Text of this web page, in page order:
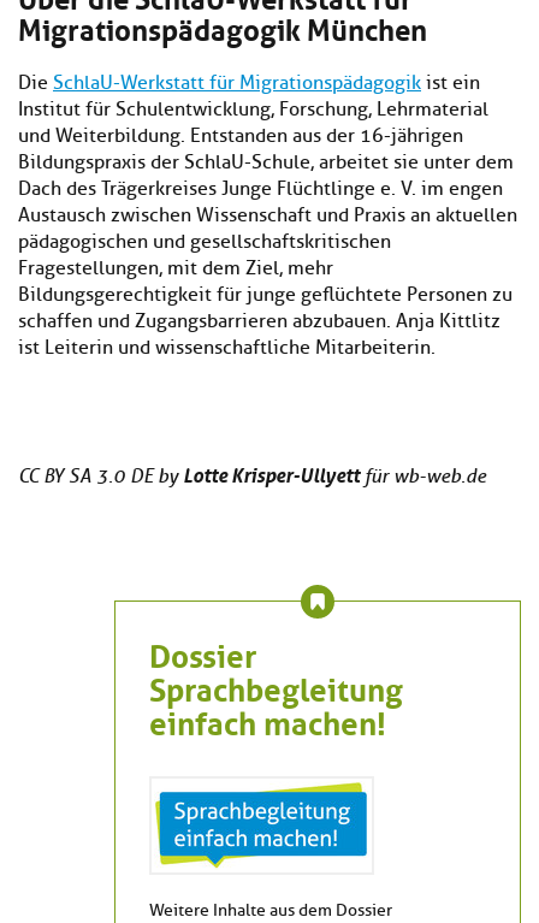
Migrationspädagogik München
Die SchlaU-Werkstatt für Migrationspädagogik ist ein
Institut für Schulentwicklung, Forschung, Lehrmaterial
und Weiterbildung. Entstanden aus der 16-jährigen
Bildungspraxis der SchlaU-Schule, arbeitet sie unter dem
Dach des Trägerkreises Junge Flüchtlinge e. V. im engen
Austausch zwischen Wissenschaft und Praxis an aktuellen
pädagogischen und gesellschaftskritischen
Fragestellungen, mit dem Ziel, mehr
Bildungsgerechtigkeit für junge geflüchtete Personen zu
schaffen und Zugangsbarrieren abzubauen. Anja Kittlitz
ist Leiterin und wissenschaftliche Mitarbeiterin.
CC BY SA 3.0 DE by Lotte Krisper-Ullyettfür wb-web.de
Dossier
Sprachbegleitung
einfach machen!
Weitere Inhalte aus dem Dossier